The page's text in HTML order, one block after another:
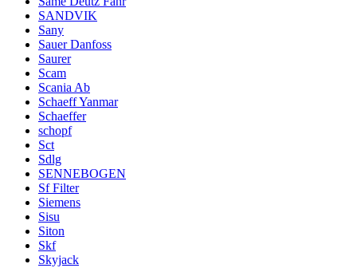
SANDVIK
Sany
Sauer Danfoss
Saurer
Scam
Scania Ab
Schaeff Yanmar
Schaeffer
schopf
Sct
Sdlg
SENNEBOGEN
Sf Filter
Siemens
Sisu
Siton
Skf
Skyjack